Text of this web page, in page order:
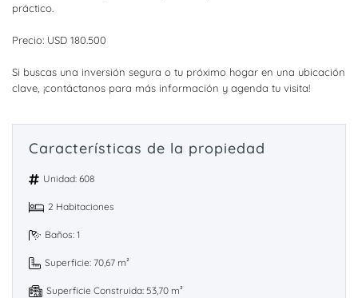
práctico.
Precio: USD 180.500
Si buscas una inversión segura o tu próximo hogar en una ubicación
clave, ¡contáctanos para más información y agenda tu visita!
Características de la propiedad
Unidad: 608
2 Habitaciones
Baños: 1
Superficie: 70,67 m²
Superficie Construida: 53,70 m²